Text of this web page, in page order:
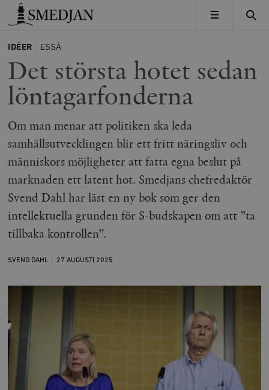
Timbro
MENY
IDÉER ESSÄ
Det största hotet sedan
löntagar­­fonderna
Om man menar att politiken ska leda
samhällsutvecklingen blir ett fritt näringsliv och
människors möjligheter att fatta egna beslut på
marknaden ett latent hot. Smedjans chefredaktör
Svend Dahl har läst en ny bok som ger den
intellektuella grunden för S-budskapen om att ”ta
tillbaka kontrollen”.
SVEND DAHL 27 AUGUSTI 2025